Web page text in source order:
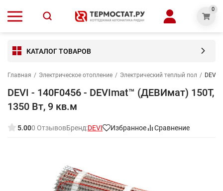
0
КАТАЛОГ ТОВАРОВ
Главная / Электрическое отопление / Электрический теплый пол / DEVI
DEVI - 140F0456 - DEVImat™ (ДЕВИмат) 150T,
1350 Вт, 9 кв.м
5.000 ОтзывовБренд:DEVI Избранное Сравнение